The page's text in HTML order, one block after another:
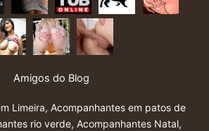
Amigos do Blog
Limeira, Acompanhantes em patos de
rio verde, Acompanhantes Natal,